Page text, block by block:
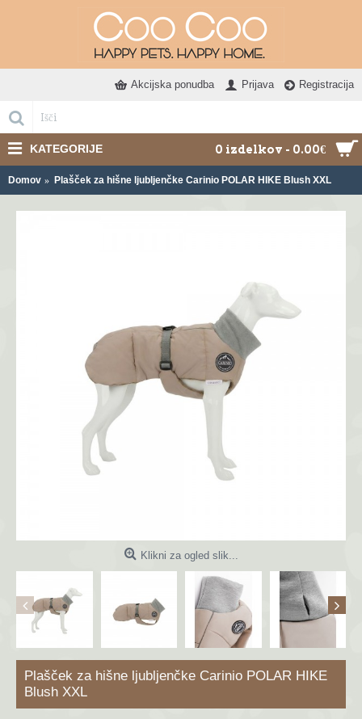
0 izdelkov - 0.00€
Akcijska ponudba Prijava Registracija
KATEGORIJE
Domov Plašček za hišne ljubljenčke Carinio POLAR HIKE Blush XXL
Klikni za ogled slik...
Plašček za hišne ljubljenčke Carinio POLAR HIKE
Blush XXL